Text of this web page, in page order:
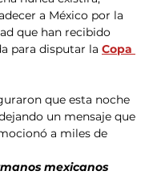
a México por la
que han recibido
para disputar la Copa
que esta noche
un mensaje que
a miles de
mexicanos